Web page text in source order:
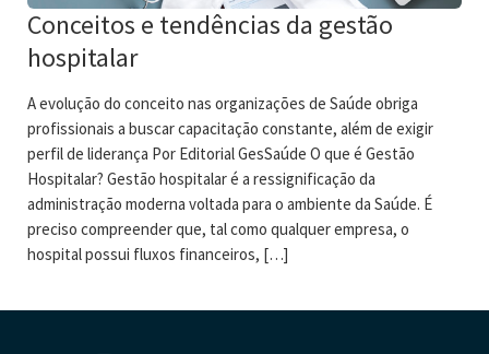
Conceitos e tendências da gestão
hospitalar
A evolução do conceito nas organizações de Saúde obriga
profissionais a buscar capacitação constante, além de exigir
perfil de liderança Por Editorial GesSaúde O que é Gestão
Hospitalar? Gestão hospitalar é a ressignificação da
administração moderna voltada para o ambiente da Saúde. É
preciso compreender que, tal como qualquer empresa, o
hospital possui fluxos financeiros, […]